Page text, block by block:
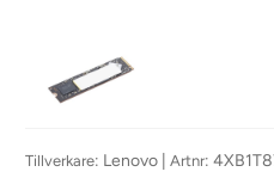
Tillverkare: Lenovo | Artnr: